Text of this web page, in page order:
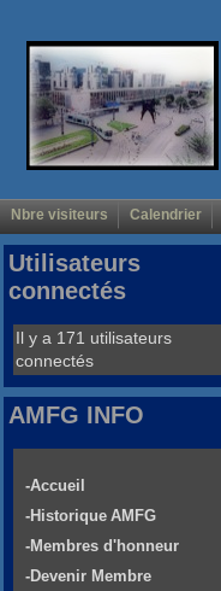
Nbre visiteurs Calendrier
Utilisateurs
connectés
Il y a 171 utilisateurs
connectés
AMFG INFO
-Accueil
-Historique AMFG
-Membres d'honneur
-Devenir Membre